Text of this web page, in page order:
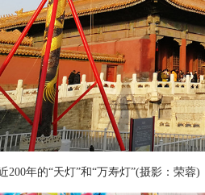
200年的“天灯”和“万寿灯”(摄影：荣蓉)